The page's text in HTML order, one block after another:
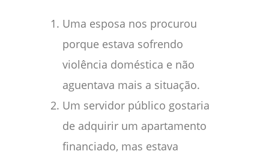
Uma esposa nos procurou
porque estava sofrendo
violência doméstica e não
aguentava mais a situação.
Um servidor público gostaria
de adquirir um apartamento
financiado, mas estava